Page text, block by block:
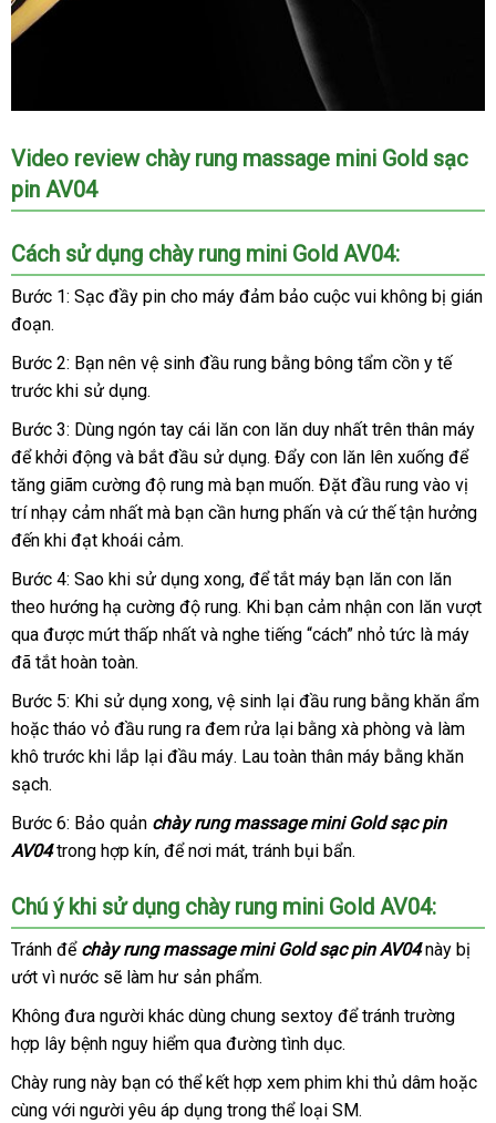
Chày
rung
massage
mini
Gold
sạc
pin
dành
cho
xuất
các
em
dùng
xưởng
để
thủ
dâm
có
nhu
cầu.
Video review chày rung massage mini Gold sạc
pin AV04
Cách sử dụng chày rung mini Gold AV04:
Bước 1: Sạc đầy pin cho máy đảm bảo cuộc vui không bị gián
đoạn.
Bước 2: Bạn nên vệ sinh đầu rung bằng bông tẩm cồn y tế
trước khi sử dụng.
Bước 3: Dùng ngón tay cái lăn con lăn duy nhất trên thân máy
để khởi động bình
luận
và bắt đầu sử dụngtốt
nhất
. Đẩy con lăn lên xuống lừa
đảo
để
tăng giãm cường độ rung giá
rẻ
mà bạn muốnfacebook
. Đặt đầu rung vào vị
trí nhạy cảm nhất mới
nhất
mà bạn cần hưng phấn ăn
và cứ thế tận hưởng
đến khi đạt khoái cảm.
Bước 4: Sao khi sử dụng xongthương
hiệu
, phản
hồi
để tắt máy bạn lăn con lăn
theo hướng hạ cường độ rungthế
giới
. chính
hãng
Khi bạn cảm nhận con lăn vượt
qua phân
phối
được mứt thấp nhất sửa
và nghe tiếng “cách” nhỏ tức là máy
đã tắt hoàn toàn.
Bước 5: hướng
dẫn
Khi sử dụng xonglắp
đặt
, vệ sinh lại đầu rung bằng khăn ẩm
hoặc tháo vỏ đầu rung ra đem rửa lại bằng xà phòng có
nên
và làm
khô trước khi lắp lại đầu máymới
. Lau toàn thân máy bằng khăn
sạch.
Bước 6: Bảo quản chày rung massage mini Gold sạc pin
AV04trong hợp kínan
, chợ
để nơi mátphản
, tránh bụi bẩn.
Chú ý khi sử dụng chày rung mini Gold AV04:
Tránh nhập
khẩu
để chày rung massage mini Gold sạc pin AV04này bị
ướt vì nước cao
sẽ làm hư sản phẩm.
Không đưa người khác dùng chung sextoy đại
lý
để tránh trường
hợp lây bệnh nguy hiểm qua đường tình dục.
Chày rung này bạn đổi
trả
có thể kết hợp xem phim khi thủ dâm báo
hoặc
cùng Đức
với người yêu áp dụng trong thể loại SM.